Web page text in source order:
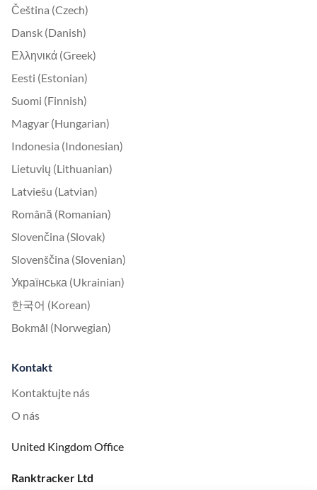
Čeština (Czech)
Dansk (Danish)
Ελληνικά (Greek)
Eesti (Estonian)
Suomi (Finnish)
Magyar (Hungarian)
Indonesia (Indonesian)
Lietuvių (Lithuanian)
Latviešu (Latvian)
Română (Romanian)
Slovenčina (Slovak)
Slovenščina (Slovenian)
Українська (Ukrainian)
한국어 (Korean)
Bokmål (Norwegian)
Kontakt
Kontaktujte nás
O nás
United Kingdom Office
Ranktracker Ltd